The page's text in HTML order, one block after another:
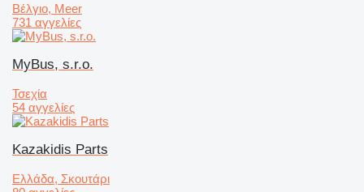
Βέλγιο, Meer
731 αγγελίες
MyBus, s.r.o.
Τσεχία
54 αγγελίες
Kazakidis Parts
Ελλάδα, Σκουτάρι